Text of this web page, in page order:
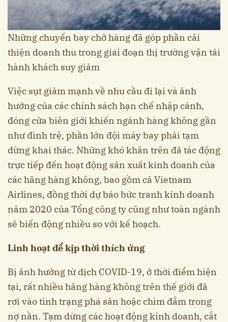
Những chuyến bay chở hàng đã góp phần cải
thiện doanh thu trong giai đoạn thị trường vận tải
hành khách suy giảm
Việc sụt giảm mạnh về nhu cầu đi lại và ảnh
hưởng của các chính sách hạn chế nhập cảnh,
đóng cửa biên giới khiến ngành hàng không gần
như đình trệ, phần lớn đội máy bay phải tạm
dừng khai thác. Những khó khăn trên đã tác động
trực tiếp đến hoạt động sản xuất kinh doanh của
các hãng hàng không, bao gồm cả Vietnam
Airlines, đồng thời dự báo bức tranh kinh doanh
năm 2020 của Tổng công ty cũng như toàn ngành
sẽ biến động nhiều so với kế hoạch.
Linh hoạt để kịp thời thích ứng
Bị ảnh hưởng từ dịch COVID-19, ở thời điểm hiện
tại, rất nhiều hãng hàng không trên thế giới đã
rơi vào tình trạng phá sản hoặc chìm đắm trong
nợ nần. Tạm dừng các hoạt động kinh doanh, cắt